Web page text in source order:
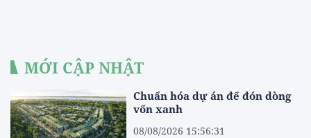
MỚI CẬP NHẬT
Chuẩn hóa dự án để đón dòng
vốn xanh
08/08/2026 15:56:31